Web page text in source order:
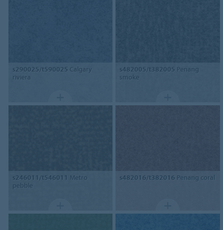
s290025/t590025 Calgary
riviera
s482005/t382005 Penang
smoke
s246011/t546011 Metro
pebble
s482016/t382016 Penang coral